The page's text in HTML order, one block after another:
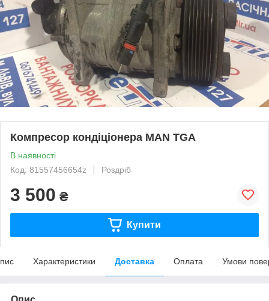
Компресор кондіціонера MAN TGA
В наявності
Код: 81557456654z
Роздріб
3 500 ₴
Купити
Характеристики Доставка Оплата Умови